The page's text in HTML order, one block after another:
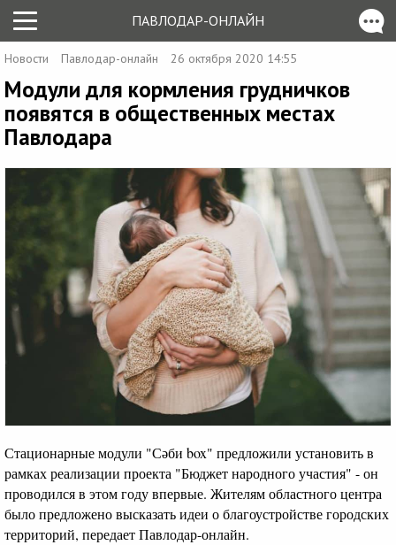
ПАВЛОДАР-ОНЛАЙН
Новости Павлодар-онлайн 26 октября 2020 14:55
Модули для кормления грудничков
появятся в общественных местах
Павлодара
Стационарные модули "Сәби box" предложили установить в
рамках реализации проекта "Бюджет народного участия" - он
проводился в этом году впервые. Жителям областного центра
было предложено высказать идеи о благоустройстве городских
территорий, передает Павлодар-онлайн.